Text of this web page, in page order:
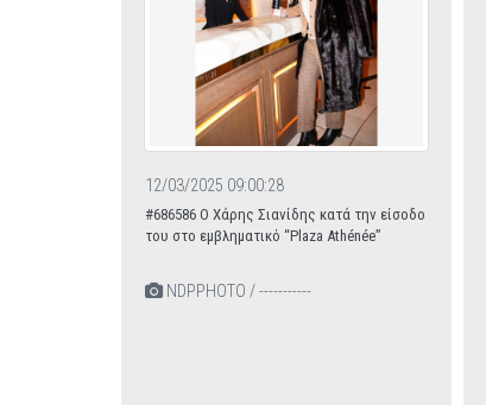
12/03/2025 09:00:28
#686586 O Χάρης Σιανίδης κατά την είσοδο
του στο εμβληματικό “Plaza Athénée”
NDPPHOTO / -----------